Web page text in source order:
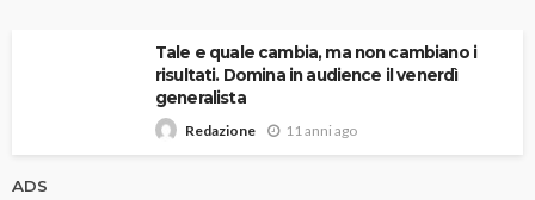
Tale e quale cambia, ma non cambiano i
risultati. Domina in audience il venerdì
generalista
Redazione 11 anni ago
ADS